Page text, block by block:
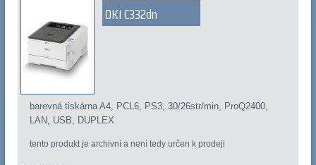
OKI C332dn
barevná tiskárna A4, PCL6, PS3, 30/26str/min, ProQ2400,
LAN, USB, DUPLEX
tento produkt je archivní a není tedy určen k prodeji